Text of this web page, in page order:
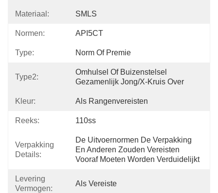
Materiaal: SMLS
Normen: API5CT
Type: Norm Of Premie
Type2:
Omhulsel Of Buizenstelsel
Gezamenlijk Jong/x-Kruis Over
Kleur: Als Rangenvereisten
Reeks: 110ss
Verpakking
Details:
De Uitvoernormen De Verpakking
En Anderen Zouden Vereisten
Vooraf Moeten Worden Verduidelijkt
Levering
Vermogen:
Als Vereiste